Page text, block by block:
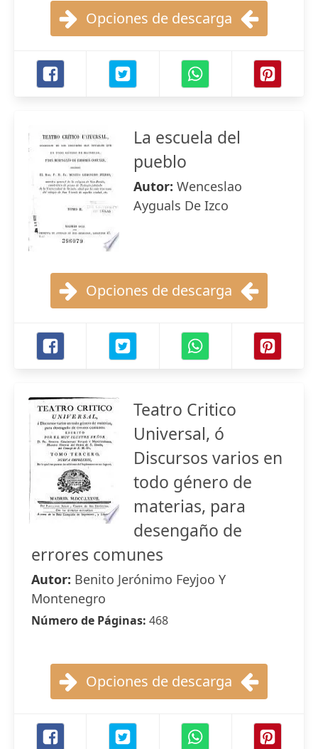
Opciones de descarga
La escuela del
pueblo
Autor: Wenceslao
Ayguals De Izco
Opciones de descarga
Teatro Critico
Universal, ó
Discursos varios en
todo género de
materias, para
desengaño de
errores comunes
Autor: Benito Jerónimo Feyjoo Y
Montenegro
Número de Páginas: 468
Opciones de descarga